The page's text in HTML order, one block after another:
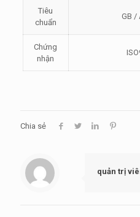
Tiêu
chuẩn
GB /
Chứng
nhận
Chia sẻ
quản trị